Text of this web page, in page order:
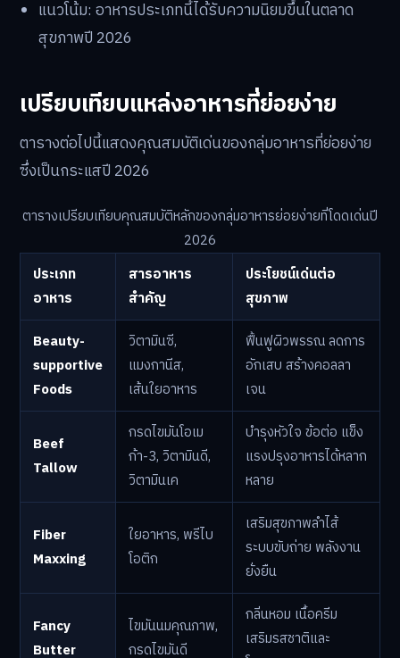
แนวโน้ม: อาหารประเภทนี้ได้รับความนิยมขึ้นในตลาด
สุขภาพปี 2026
เปรียบเทียบแหล่งอาหารที่ย่อยง่าย
ตารางต่อไปนี้แสดงคุณสมบัติเด่นของกลุ่มอาหารที่ย่อยง่าย
ซึ่งเป็นกระแสปี 2026
ตารางเปรียบเทียบคุณสมบัติหลักของกลุ่มอาหารย่อยง่ายที่โดดเด่นปี
2026
ประเภท
อาหาร
สารอาหาร
สำคัญ
ประโยชน์เด่นต่อ
สุขภาพ
Beauty-
supportive
Foods
วิตามินซี,
แมงกานีส,
เส้นใยอาหาร
ฟื้นฟูผิวพรรณ ลดการ
อักเสบ สร้างคอลลา
เจน
Beef
Tallow
กรดไขมันโอเม
ก้า-3, วิตามินดี,
วิตามินเค
บำรุงหัวใจ ข้อต่อ แข็ง
แรงปรุงอาหารได้หลาก
หลาย
Fiber
Maxxing
ใยอาหาร, พรีไบ
โอติก
เสริมสุขภาพลำไส้
ระบบขับถ่าย พลังงาน
ยั่งยืน
Fancy
Butter
ไขมันนมคุณภาพ,
กรดไขมันดี
กลิ่นหอม เนื้อครีม
เสริมรสชาติและ